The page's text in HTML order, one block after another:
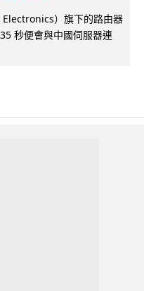
）旗下的路由器
秒便會與中國伺服器連